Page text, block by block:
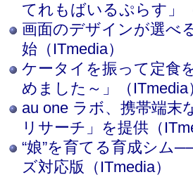
てれもばいるぷらす」
画面のデザインが選べ
始（ITmedia）
ケータイを振って定食
めました～」（ITmedia
au one ラボ、携帯端末
リサーチ」を提供（
“娘”を育てる育成シム
ズ対応版（ITmedia）